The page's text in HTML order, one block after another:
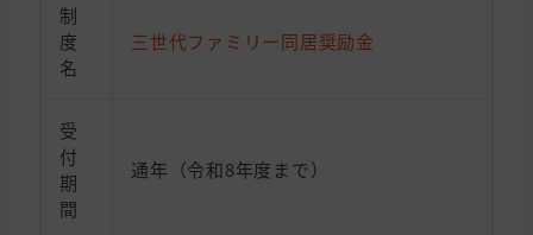
制
度
名
三世代ファミリー同居奨励金
受
付
期
間
通年（令和8年度まで）